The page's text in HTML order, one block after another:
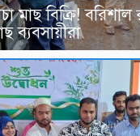
মাছ বিক্রি!
ব্যবসায়ীরা